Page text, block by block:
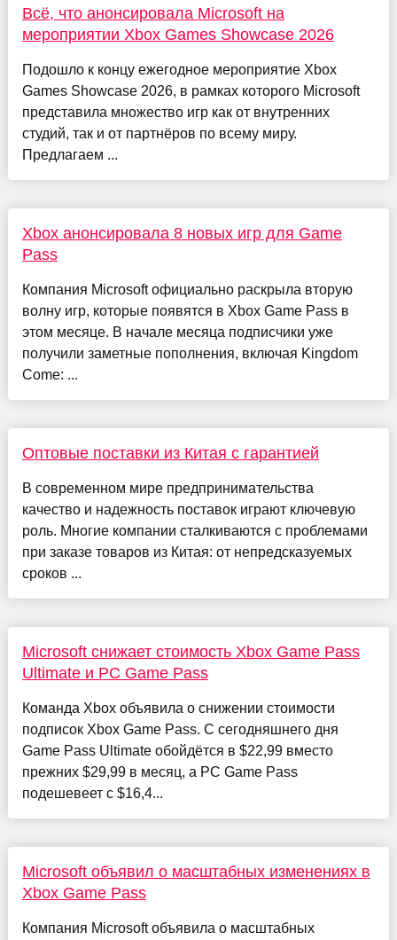
Всё, что анонсировала Microsoft на
мероприятии Xbox Games Showcase 2026
Подошло к концу ежегодное мероприятие Xbox
Games Showcase 2026, в рамках которого Microsoft
представила множество игр как от внутренних
студий, так и от партнёров по всему миру.
Предлагаем ...
Xbox анонсировала 8 новых игр для Game
Pass
Компания Microsoft официально раскрыла вторую
волну игр, которые появятся в Xbox Game Pass в
этом месяце. В начале месяца подписчики уже
получили заметные пополнения, включая Kingdom
Come: ...
Оптовые поставки из Китая с гарантией
В современном мире предпринимательства
качество и надежность поставок играют ключевую
роль. Многие компании сталкиваются с проблемами
при заказе товаров из Китая: от непредсказуемых
сроков ...
Microsoft снижает стоимость Xbox Game Pass
Ultimate и PC Game Pass
Команда Xbox объявила о снижении стоимости
подписок Xbox Game Pass. С сегодняшнего дня
Game Pass Ultimate обойдётся в $22,99 вместо
прежних $29,99 в месяц, а PC Game Pass
подешевеет с $16,4...
Microsoft объявил о масштабных изменениях в
Xbox Game Pass
Компания Microsoft объявила о масштабных